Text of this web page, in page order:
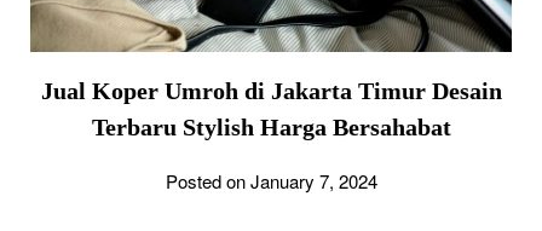
Jual Koper Umroh di Jakarta Timur Desain
Terbaru Stylish Harga Bersahabat
Posted on January 7, 2024